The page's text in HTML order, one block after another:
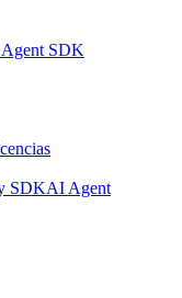
SDK
SDKAI Agent